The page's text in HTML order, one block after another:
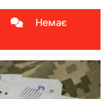
go-
Немає